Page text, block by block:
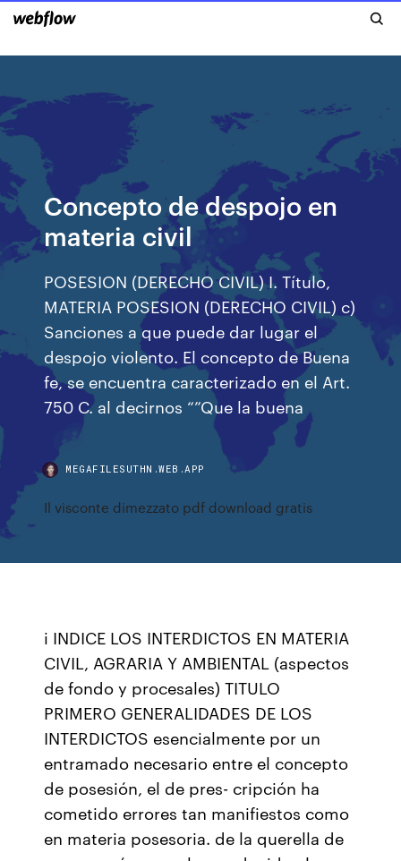
Concepto de despojo en
materia civil
POSESION (DERECHO CIVIL) I. Título,
MATERIA POSESION (DERECHO CIVIL) c)
Sanciones a que puede dar lugar el
despojo violento. El concepto de Buena
fe, se encuentra caracterizado en el Art.
750 C. al decirnos “”Que la buena
MEGAFILESUTHN.WEB.APP
Il visconte dimezzato pdf download gratis
i INDICE LOS INTERDICTOS EN MATERIA
CIVIL, AGRARIA Y AMBIENTAL (aspectos
de fondo y procesales) TITULO
PRIMERO GENERALIDADES DE LOS
INTERDICTOS esencialmente por un
entramado necesario entre el concepto
de posesión, el de pres- cripción ha
cometido errores tan manifiestos como
en materia posesoria. de la querella de